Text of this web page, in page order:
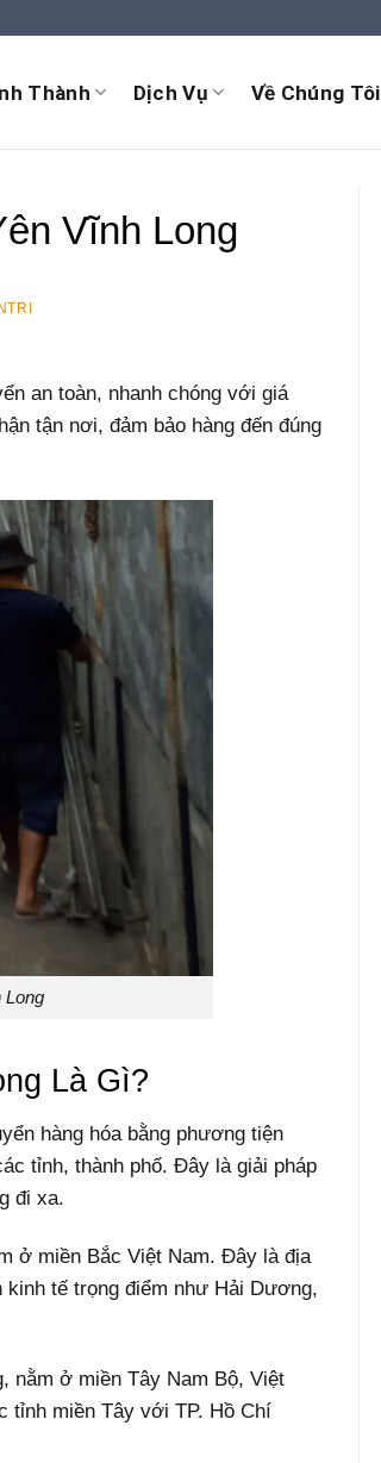
Thành Dịch Vụ Về Chúng Tôi
Vĩnh Long
an toàn, nhanh chóng với giá
tận nơi, đảm bảo hàng đến đúng
Long
Là Gì?
hàng hóa bằng phương tiện
tỉnh, thành phố. Đây là giải pháp
đi xa.
ở miền Bắc Việt Nam. Đây là địa
tế trọng điểm như Hải Dương,
nằm ở miền Tây Nam Bộ, Việt
tỉnh miền Tây với TP. Hồ Chí